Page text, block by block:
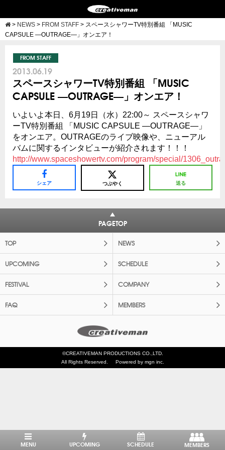
> NEWS > FROM STAFF > スペースシャワーTV特別番組 「MUSIC
CAPSULE ―OUTRAGE―」オンエア！
FROM STAFF
2013.06.19
スペースシャワーTV特別番組 「MUSIC
CAPSULE ―OUTRAGE―」オンエア！
いよいよ本日、6月19日（水）22:00～ スペースシャワ
ーTV特別番組 「MUSIC CAPSULE ―OUTRAGE―」
をオンエア。OUTRAGEのライブ映像や、ニューアル
バムに関するインタビューが紹介されます！！！
http://www.spaceshowertv.com/program/special/
シェア つぶやく 送る
PAGETOP
TOP NEWS
UPCOMING SCHEDULE
FESTIVAL COMPANY
FAQ MEMBERS
©CREATIVEMAN PRODUCTIONS CO.,LTD.
All Rights Reserved.
Powered by mgn inc.
MENU UPCOMING SCHEDULE MEMBERS